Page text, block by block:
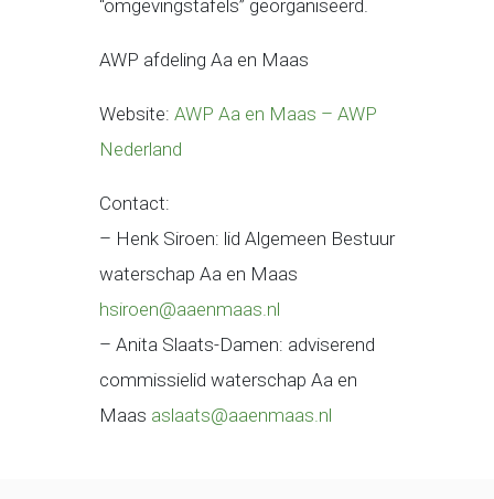
“omgevingstafels” georganiseerd.
AWP afdeling Aa en Maas
Website: AWP Aa en Maas – AWP
Nederland
Contact:
– Henk Siroen: lid Algemeen Bestuur
waterschap Aa en Maas
hsiroen@aaenmaas.nl
– Anita Slaats-Damen: adviserend
commissielid waterschap Aa en
Maas aslaats@aaenmaas.nl